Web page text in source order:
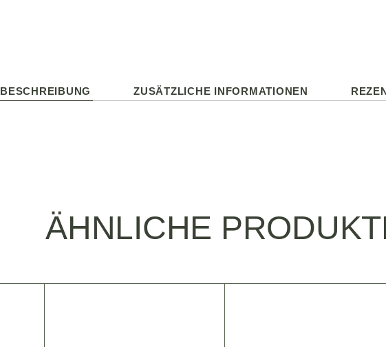
BESCHREIBUNG ZUSÄTZLICHE INFORMATIONEN
ÄHNLICHE